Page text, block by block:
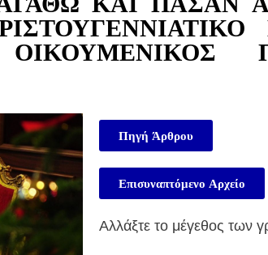
ΟΙΚΟΥΜΕΝΙΚΟΣ
Πηγή Άρθρου
Επισυναπτόμενο Αρχείο
Αλλάξτε το μέγεθος των